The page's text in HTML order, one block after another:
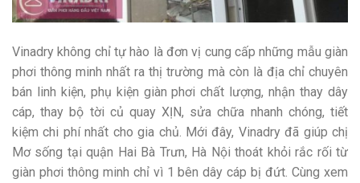
Vinadry không chỉ tự hào là đơn vị cung cấp những mẫu giàn
phơi thông minh nhất ra thị trường mà còn là địa chỉ chuyên
bán linh kiện, phụ kiện giàn phơi chất lượng, nhận thay dây
cáp, thay bộ tời củ quay XỊN, sửa chữa nhanh chóng, tiết
kiệm chi phí nhất cho gia chủ. Mới đây, Vinadry đã giúp chị
Mơ sống tại quận Hai Bà Trưn, Hà Nội thoát khỏi rắc rối từ
giàn phơi thông minh chỉ vì 1 bên dây cáp bị đứt. Cùng xem